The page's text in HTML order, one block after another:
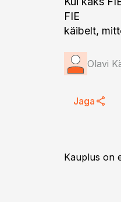
FIE
käibelt,
Olavi
Jaga
Kauplus on